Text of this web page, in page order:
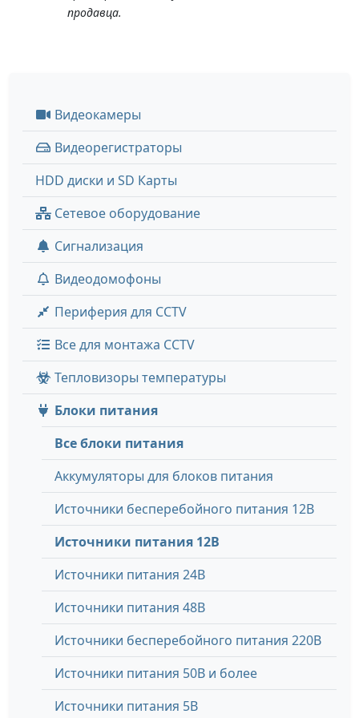
продавца.
Видеокамеры
Видеорегистраторы
HDD диски и SD Карты
Сетевое оборудование
Сигнализация
Видеодомофоны
Периферия для CCTV
Все для монтажа CCTV
Тепловизоры температуры
Блоки питания
Все блоки питания
Аккумуляторы для блоков питания
Источники бесперебойного питания 12В
Источники питания 12В
Источники питания 24В
Источники питания 48В
Источники бесперебойного питания 220В
Источники питания 50В и более
Источники питания 5В